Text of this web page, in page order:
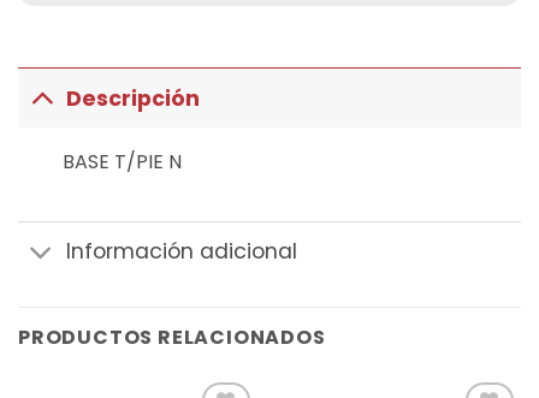
Descripción
BASE T/PIE N
Información adicional
PRODUCTOS RELACIONADOS